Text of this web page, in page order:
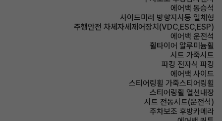
에어백 동승석
사이드미러 방향지시등 일체형
주행안전 차체자세제어장치(VDC,ESC,ESP)
에어백 운전석
휠타이어 알루미늄휠
시트 가죽시트
파킹 전자식 파킹
에어백 사이드
스티어링휠 가죽스티어링휠
스티어링휠 열선내장
시트 전동시트(운전석)
주차보조 후방카메라